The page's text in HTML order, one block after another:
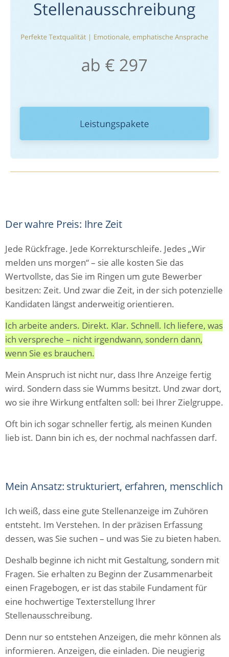
Der wahre Preis: Ihre Zeit
Jede Rückfrage. Jede Korrekturschleife. Jedes „Wir
melden uns morgen“ – sie alle kosten Sie das
Wertvollste, das Sie im Ringen um gute Bewerber
besitzen: Zeit. Und zwar die Zeit, in der sich potenzielle
Kandidaten längst anderweitig orientieren.
Ich arbeite anders. Direkt. Klar. Schnell. Ich liefere, was
ich verspreche – nicht irgendwann, sondern dann,
wenn Sie es brauchen.
Mein Anspruch ist nicht nur, dass Ihre Anzeige fertig
wird. Sondern dass sie Wumms besitzt. Und zwar dort,
wo sie ihre Wirkung entfalten soll: bei Ihrer Zielgruppe.
Oft bin ich sogar schneller fertig, als meinen Kunden
lieb ist. Dann bin ich es, der nochmal nachfassen darf.
Mein Ansatz: strukturiert, erfahren, menschlich
Ich weiß, dass eine gute Stellenanzeige im Zuhören
entsteht. Im Verstehen. In der präzisen Erfassung
dessen, was Sie suchen – und was Sie zu bieten haben.
Deshalb beginne ich nicht mit Gestaltung, sondern mit
Fragen. Sie erhalten zu Beginn der Zusammenarbeit
einen Fragebogen, er ist das stabile Fundament für
eine hochwertige Texterstellung Ihrer
Stellenausschreibung.
Denn nur so entstehen Anzeigen, die mehr können als
informieren. Anzeigen, die einladen. Die neugierig